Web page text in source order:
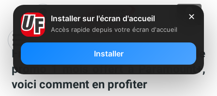
Freebox Pop et mini 4K : nouvelle
promo 1 mois offert à Paramount+,
voici comment en profiter
✕
Installer sur l'écran d'accueil
Accès rapide depuis votre écran d'accueil
Installer